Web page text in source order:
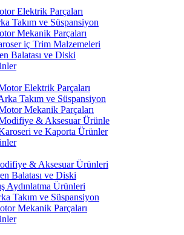
Elektrik Parçaları
Takım ve Süspansiyon
Mekanik Parçaları
iç Trim Malzemeleri
Balatası ve Diski
Elektrik Parçaları
Takım ve Süspansiyon
Mekanik Parçaları
& Aksesuar Ürünle
ve Kaporta Ürünler
& Aksesuar Ürünleri
Balatası ve Diski
Aydınlatma Ürünleri
Takım ve Süspansiyon
Mekanik Parçaları